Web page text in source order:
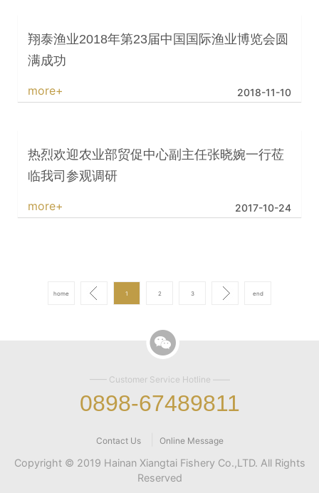
翔泰渔业2018年第23届中国国际渔业博览会圆
满成功
more+ 2018-11-10
热烈欢迎农业部贸促中心副主任张晓婉一行莅
临我司参观调研
more+ 2017-10-24
home 1 2 3 end
—— Customer Service Hotline ——
0898-67489811
Contact Us Online Message
Copyright © 2019 Hainan Xiangtai Fishery Co.,LTD. All Rights
Reserved